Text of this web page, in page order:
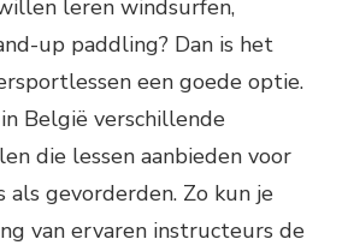
leren windsurfen,
up paddling? Dan is het
een goede optie.
België verschillende
die lessen aanbieden voor
als gevorderden. Zo kun je
van ervaren instructeurs de